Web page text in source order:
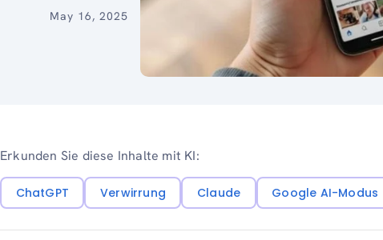
May 16, 2025
Erkunden Sie diese Inhalte mit KI:
ChatGPT Verwirrung Claude Google AI-Modus